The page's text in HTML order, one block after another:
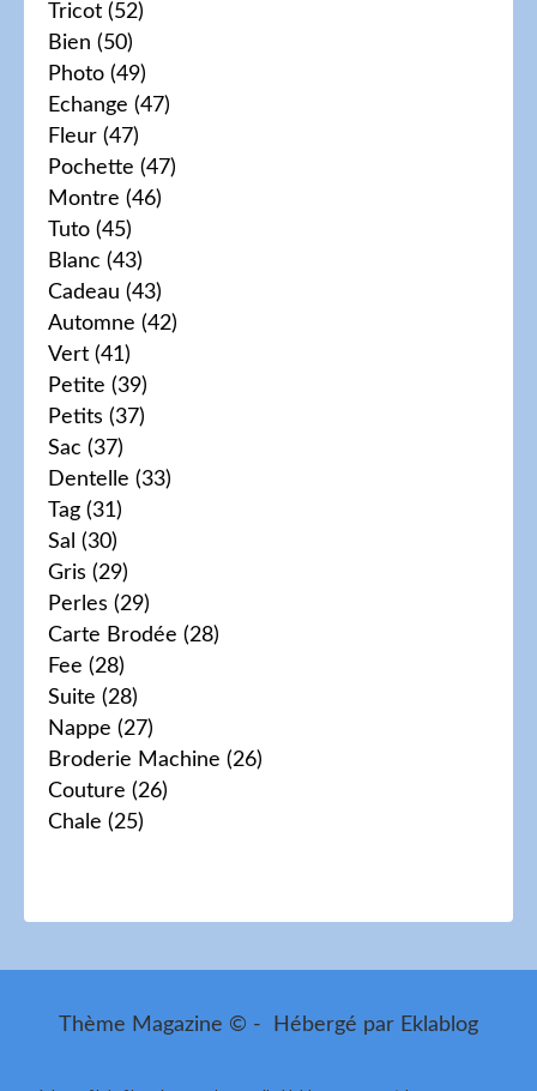
Tricot (52)
Bien (50)
Photo (49)
Echange (47)
Fleur (47)
Pochette (47)
Montre (46)
Tuto (45)
Blanc (43)
Cadeau (43)
Automne (42)
Vert (41)
Petite (39)
Petits (37)
Sac (37)
Dentelle (33)
Tag (31)
Sal (30)
Gris (29)
Perles (29)
Carte Brodée (28)
Fee (28)
Suite (28)
Nappe (27)
Broderie Machine (26)
Couture (26)
Chale (25)
Thème Magazine © - Hébergé par Eklablog